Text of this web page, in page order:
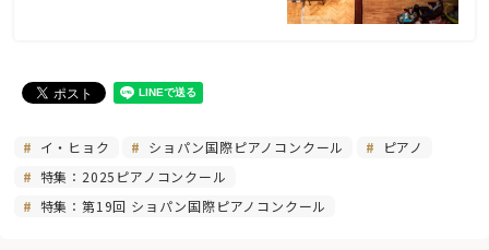
イ・ヒョク ショパン国際ピアノコンクール
ピアノ
特集：2025ピアノコンクール
特集：第19回 ショパン国際ピアノコンクール